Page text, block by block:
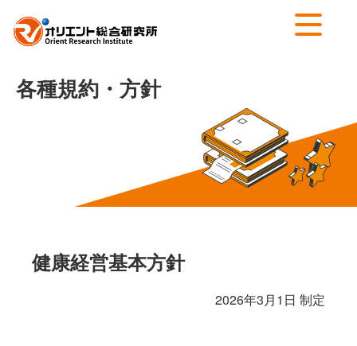
各種規約・方針
健康経営基本方針
2026年3月1日 制定